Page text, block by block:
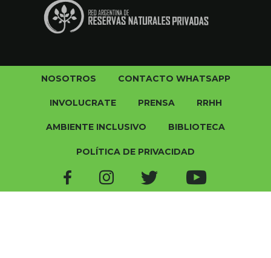
NOSOTROS CONTACTO WHATSAPP
INVOLUCRATE PRENSA RRHH
AMBIENTE INCLUSIVO BIBLIOTECA
POLÍTICA DE PRIVACIDAD